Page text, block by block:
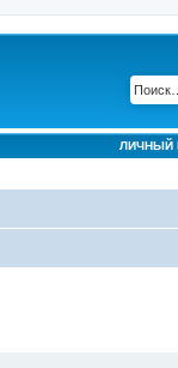
ЛИЧНЫЙ